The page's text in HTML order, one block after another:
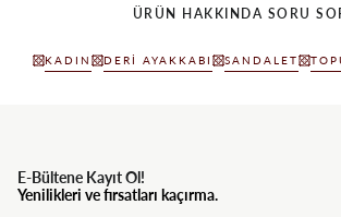
ÜRÜN HAKKINDA SORU
KADIN DERI AYAKKABI SANDALET
E-Bültene Kayıt Ol!
Yenilikleri ve fırsatları kaçırma.